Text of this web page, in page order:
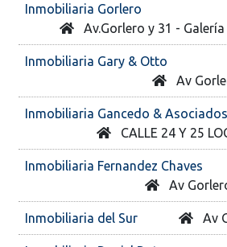
Inmobiliaria Gorlero
Av.Gorlero y 31 -
Inmobiliaria Gary & Otto
Av
Inmobiliaria Gancedo & Asociados
CALLE 24 Y 25
Inmobiliaria Fernandez Chaves
Av
Inmobiliaria del Sur Av